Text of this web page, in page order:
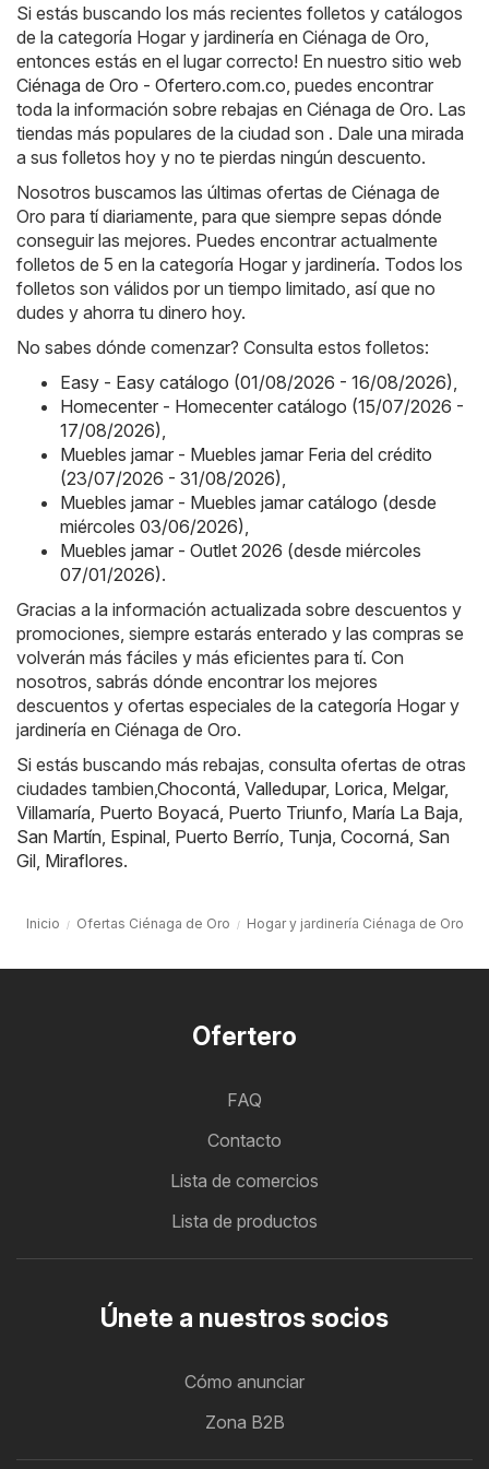
Si estás buscando los más recientes folletos y catálogos
de la categoría Hogar y jardinería en Ciénaga de Oro,
entonces estás en el lugar correcto! En nuestro sitio web
Ciénaga de Oro - Ofertero.com.co , puedes encontrar
toda la información sobre rebajas en Ciénaga de Oro. Las
tiendas más populares de la ciudad son . Dale una mirada
a sus folletos hoy y no te pierdas ningún descuento.
Nosotros buscamos las últimas ofertas de Ciénaga de
Oro para tí diariamente, para que siempre sepas dónde
conseguir las mejores. Puedes encontrar actualmente
folletos de 5 en la categoría Hogar y jardinería. Todos los
folletos son válidos por un tiempo limitado, así que no
dudes y ahorra tu dinero hoy.
No sabes dónde comenzar? Consulta estos folletos:
Easy - Easy catálogo (01/08/2026 - 16/08/2026)
Homecenter - Homecenter catálogo (15/07/2026 -
17/08/2026)
Muebles jamar - Muebles jamar Feria del crédito
(23/07/2026 - 31/08/2026)
Muebles jamar - Muebles jamar catálogo (desde
miércoles 03/06/2026)
Muebles jamar - Outlet 2026 (desde miércoles
07/01/2026).
Gracias a la información actualizada sobre descuentos y
promociones, siempre estarás enterado y las compras se
volverán más fáciles y más eficientes para tí. Con
nosotros, sabrás dónde encontrar los mejores
descuentos y ofertas especiales de la categoría Hogar y
jardinería en Ciénaga de Oro.
Si estás buscando más rebajas, consulta ofertas de otras
ciudades tambien, Chocontá Valledupar, Lorica Melgar,
Villamaría Puerto Boyacá Puerto Triunfo María La Baja
San Martín Espinal Puerto Berrío Tunja Cocorná San
Gil Miraflores.
Inicio Ofertas Ciénaga de Oro Hogar y jardinería Ciénaga de Oro
Ofertero
FAQ
Contacto
Lista de comercios
Lista de productos
Únete a nuestros socios
Cómo anunciar
Zona B2B